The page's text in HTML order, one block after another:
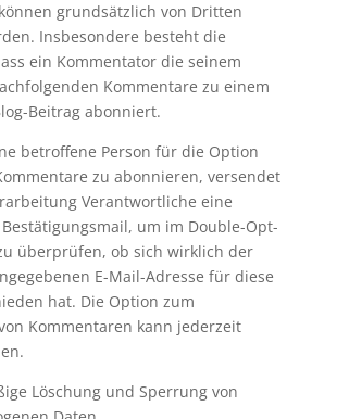
grundsätzlich von Dritten
Insbesondere besteht die
ein Kommentator die seinem
Kommentare zu einem
Beitrag abonniert.
betroffene Person für die Option
zu abonnieren, versendet
Verantwortliche eine
um im Double-Opt-
überprüfen, ob sich wirklich der
E-Mail-Adresse für diese
hat. Die Option zum
Kommentaren kann jederzeit
Löschung und Sperrung von